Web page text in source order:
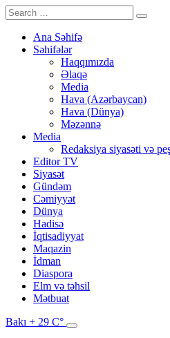
Ana Səhifə
Səhifələr
Haqqımızda
Əlaqə
Media
Hava (Azərbaycan)
Hava (Dünya)
Məzənnə
Media
Redaksiya siyasəti və
Editor TV
Siyasət
Gündəm
Cəmiyyət
Dünya
Hadisə
İqtisadiyyat
Maqazin
İdman
Diaspora
Elm və təhsil
Mətbuat
Bakı + 29 C°